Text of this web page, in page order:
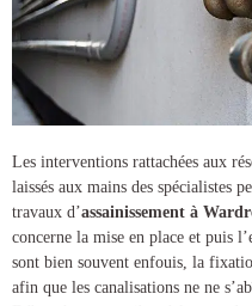
Les interventions rattachées aux
laissés aux mains des spécialistes
travaux d’assainissement à
concerne la mise en place et puis
sont bien souvent enfouis, la
afin que les canalisations ne ne